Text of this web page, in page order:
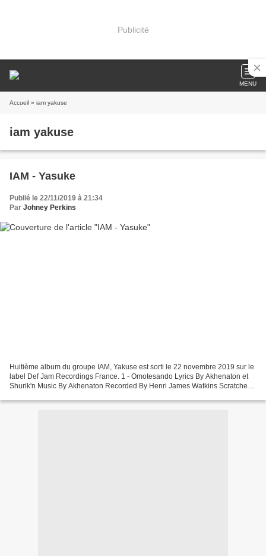
Publicité
MENU
Accueil » iam yakuse
iam yakuse
IAM - Yasuke
Publié le 22/11/2019 à 21:34
Par Johney Perkins
Huitième album du groupe IAM, Yakuse est sorti le 22 novembre 2019 sur le
label Def Jam Recordings France. 1 - Omotesando Lyrics By Akhenaton et
Shurik'n Music By Akhenaton Recorded By Henri James Watkins Scratches -